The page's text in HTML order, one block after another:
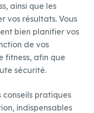
ainsi que les
vos résultats. Vous
bien planifier vos
de vos
fitness, afin que
sécurité.
pratiques
indispensables